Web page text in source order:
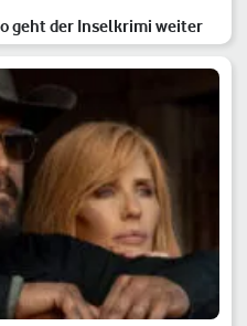
geht der Inselkrimi weiter